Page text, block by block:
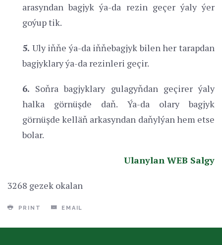
arasyndan bagjyk ýa-da rezin geçer ýaly ýer
goýup tik.
5. Uly iňňe ýa-da iňňebagjyk bilen her tarapdan
bagjyklary ýa-da rezinleri geçir.
6. Soňra bagjyklary gulagyňdan geçirer ýaly
halka görnüşde daň. Ýa-da olary bagjyk
görnüşde kelläň arkasyndan daňylýan hem etse
bolar.
Ulanylan WEB Salgy
3268 gezek okalan
PRINT EMAIL